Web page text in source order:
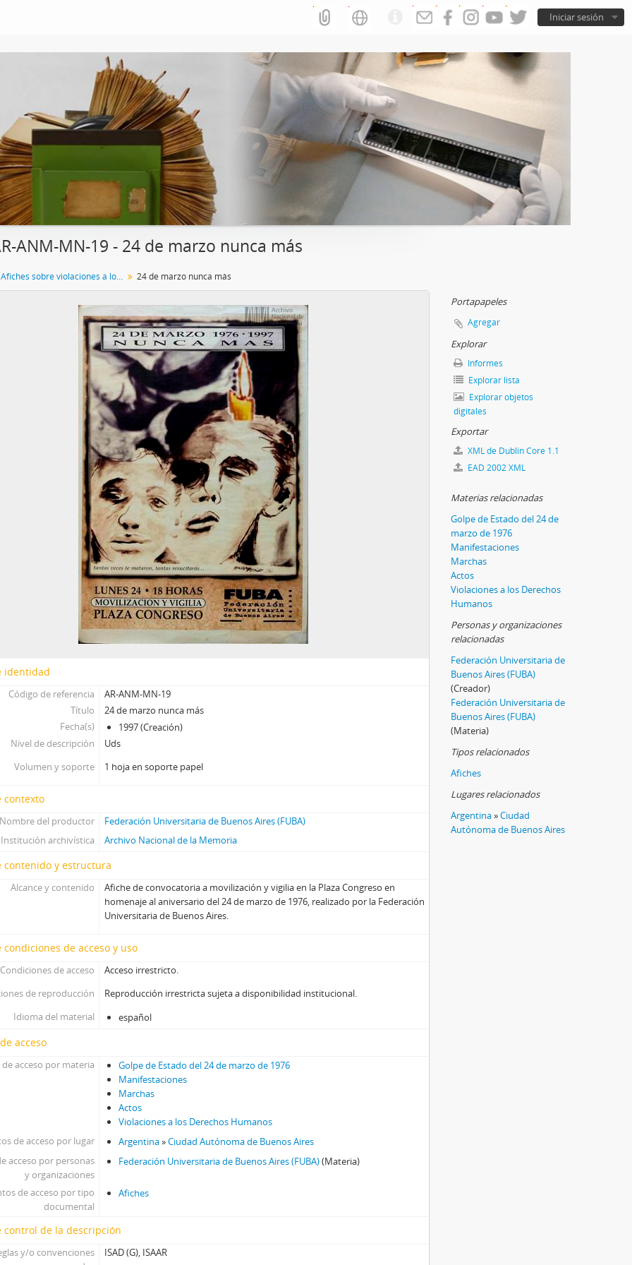
Iniciar sesión
ANM-MN-19 - 24 de marzo nunca más
Colección Afiches sobre violaciones a los derechos humanos 24 de marzo nunca más
identidad
Código de referencia
AR-ANM-MN-19
Título
24 de marzo nunca más
Fecha(s)
1997 (Creación)
Nivel de descripción
Uds
Volumen y soporte
1 hoja en soporte papel
contexto
Nombre del productor
Federación Universitaria de Buenos Aires (FUBA)
Institución archivística
Archivo Nacional de la Memoria
contenido y estructura
Alcance y contenido
Afiche de convocatoria a movilización y vigilia en la Plaza Congreso en
homenaje al aniversario del 24 de marzo de 1976, realizado por la Federación
Universitaria de Buenos Aires.
condiciones de acceso y uso
Condiciones de acceso
Acceso irrestricto.
de reproducción
Reproducción irrestricta sujeta a disponibilidad institucional.
Idioma del material
español
acceso
acceso por materia
Golpe de Estado del 24 de marzo de 1976
Manifestaciones
Marchas
Actos
Violaciones a los Derechos Humanos
de acceso por lugar
Argentina»Ciudad Autónoma de Buenos Aires
acceso por personas
y organizaciones
Federación Universitaria de Buenos Aires (FUBA)(Materia)
de acceso por tipo
documental
Afiches
control de la descripción
y/o convenciones
ISAD (G), ISAAR
Portapapeles
Agregar
Explorar
Informes
Explorar lista
Explorar objetos
digitales
Exportar
XML de Dublin Core 1.1
EAD 2002 XML
Materias relacionadas
Golpe de Estado del 24 de
marzo de 1976
Manifestaciones
Marchas
Actos
Violaciones a los Derechos
Humanos
Personas y organizaciones
relacionadas
Federación Universitaria de
Buenos Aires (FUBA)
(Creador)
Federación Universitaria de
Buenos Aires (FUBA)
(Materia)
Tipos relacionados
Afiches
Lugares relacionados
Argentina»Ciudad
Autónoma de Buenos Aires